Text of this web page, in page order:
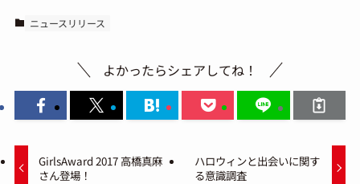
ニュースリリース
よかったらシェアしてね！
GirlsAward 2017 高橋真麻
さん登場！
ハロウィンと出会いに関す
る意識調査